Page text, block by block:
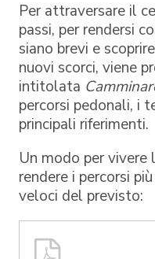
Per attraversare il
passi, per rendersi
siano brevi e
nuovi scorci, viene
intitolata
percorsi pedonali, i
principali riferimenti.
Un modo per vivere
rendere i percorsi
veloci del previsto: